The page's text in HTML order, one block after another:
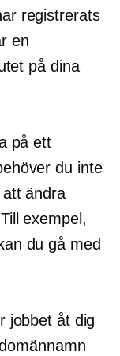
registrerats
en
på dina
på ett
du inte
ändra
exempel,
du gå med
jobbet åt dig